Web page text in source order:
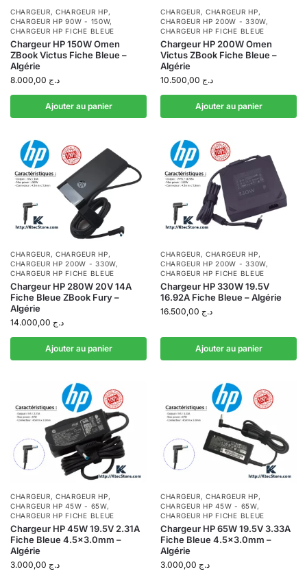
CHARGEUR,CHARGEUR HP,
CHARGEUR HP 90W - 150W,
CHARGEUR HP FICHE BLEUE
Chargeur HP 150W Omen
ZBook Victus Fiche Bleue –
Algérie
د.ج
Ajouter au panier
CHARGEUR,CHARGEUR HP,
CHARGEUR HP 200W - 330W,
CHARGEUR HP FICHE BLEUE
Chargeur HP 200W Omen
Victus ZBook Fiche Bleue –
Algérie
د.ج
Ajouter au panier
CHARGEUR,CHARGEUR HP,
CHARGEUR HP 200W - 330W,
CHARGEUR HP FICHE BLEUE
Chargeur HP 280W 20V 14A
Fiche Bleue ZBook Fury –
Algérie
د.ج
Ajouter au panier
CHARGEUR,CHARGEUR HP,
CHARGEUR HP 200W - 330W,
CHARGEUR HP FICHE BLEUE
Chargeur HP 330W 19.5V
16.92A Fiche Bleue – Algérie
د.ج
Ajouter au panier
CHARGEUR,CHARGEUR HP,
CHARGEUR HP 45W - 65W,
CHARGEUR HP FICHE BLEUE
Chargeur HP 45W 19.5V 2.31A
Fiche Bleue 4.5×3.0mm –
Algérie
د.ج
CHARGEUR,CHARGEUR HP,
CHARGEUR HP 45W - 65W,
CHARGEUR HP FICHE BLEUE
Chargeur HP 65W 19.5V 3.33A
Fiche Bleue 4.5×3.0mm –
Algérie
د.ج